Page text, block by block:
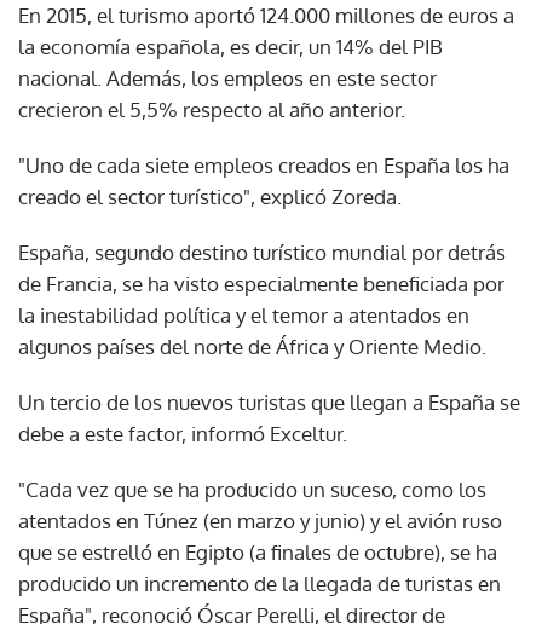
En 2015, el turismo aportó 124.000 millones de euros a
la economía española, es decir, un 14% del PIB
nacional. Además, los empleos en este sector
crecieron el 5,5% respecto al año anterior.
"Uno de cada siete empleos creados en España los ha
creado el sector turístico", explicó Zoreda.
España, segundo destino turístico mundial por detrás
de Francia, se ha visto especialmente beneficiada por
la inestabilidad política y el temor a atentados en
algunos países del norte de África y Oriente Medio.
Un tercio de los nuevos turistas que llegan a España se
debe a este factor, informó Exceltur.
"Cada vez que se ha producido un suceso, como los
atentados en Túnez (en marzo y junio) y el avión ruso
que se estrelló en Egipto (a finales de octubre), se ha
producido un incremento de la llegada de turistas en
España", reconoció Óscar Perelli, el director de